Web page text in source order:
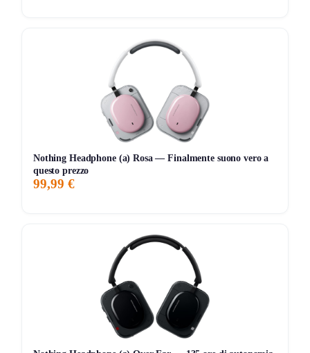
La promozione è attiva fino al 28 settembre 2025
hai tempo limitato per approfittarne.
Perché conviene
Un televisore è ormai un alleato quotidiano per film, sport,
modello di qualità a prezzo ridotto, senza complicazioni e
con spedizione rapida.
Clicca sul link, scegli il tuo televisore e porta subito a casa
nuova TV scontata
Non vuoi perderti nessun affare?Scopri le migliori
Nothing Headphone (a) Rosa — Finalmente suono vero a
questo prezzo
99,99 €